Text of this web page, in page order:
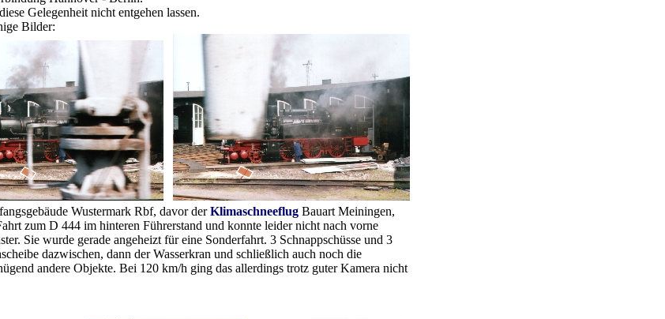
Gelegenheit nicht entgehen lassen.
Bilder:
Wustermark Rbf, davor derKlimaschneeflug Bauart Meiningen,
zum D 444 im hinteren Führerstand und konnte leider nicht nach vorne
Sie wurde gerade angeheizt für eine Sonderfahrt. 3 Schnappschüsse und 3
dazwischen, dann der Wasserkran und schließlich auch noch die
andere Objekte. Bei 120 km/h ging das allerdings trotz guter Kamera nicht